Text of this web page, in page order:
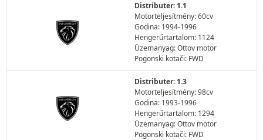
Distributer: 1.1
Motorteljesítmény: 60cv
Godina: 1994-1996
Hengerűrtartalom: 1124
Üzemanyag: Ottov motor
Pogonski kotači: FWD
Distributer: 1.3
Motorteljesítmény: 98cv
Godina: 1993-1996
Hengerűrtartalom: 1294
Üzemanyag: Ottov motor
Pogonski kotači: FWD